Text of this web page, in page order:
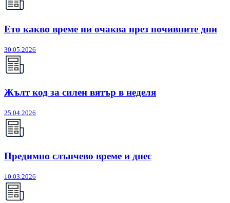
Ето какво време ни очаква през почивните дни
30.05.2026
Жълт код за силен вятър в неделя
25.04.2026
Предимно слънчево време и днес
10.03.2026